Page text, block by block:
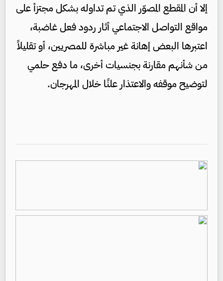
إلا أن المقطع المصوّر الذي تم تداوله بشكل مجتزأ على
مواقع التواصل الاجتماعي أثار ردود فعل غاضبة،
اعتبرها البعض إهانة غير مباشرة للمصريين، أو تقليلاً
من شأنهم مقارنة بجنسيات أخرى، ما دفع حلمي
لتوضيح موقفه والاعتذار علنًا خلال المهرجان.